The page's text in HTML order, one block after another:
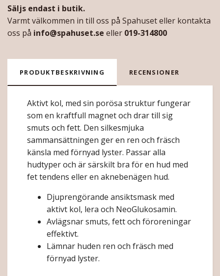
Säljs endast i butik.
Varmt välkommen in till oss på Spahuset eller kontakta
oss på info@spahuset.se eller 019-314800
PRODUKTBESKRIVNING RECENSIONER
Aktivt kol, med sin porösa struktur fungerar
som en kraftfull magnet och drar till sig
smuts och fett. Den silkesmjuka
sammansättningen ger en ren och fräsch
känsla med förnyad lyster. Passar alla
hudtyper och är särskilt bra för en hud med
fet tendens eller en aknebenägen hud.
Djuprengörande ansiktsmask med
aktivt kol, lera och NeoGlukosamin.
Avlägsnar smuts, fett och föroreningar
effektivt.
Lämnar huden ren och fräsch med
förnyad lyster.